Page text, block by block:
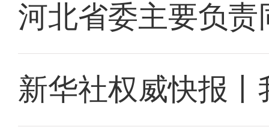
河北省委主要负
新华社权威快报